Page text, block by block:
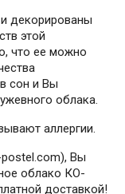
декорированы
этой
что ее можно
сон и Вы
облака.
аллергии.
postel.com), Вы
облако КО-
доставкой!